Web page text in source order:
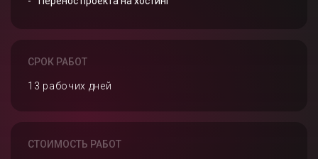
СРОК РАБОТ
13 рабочих дней
СТОИМОСТЬ РАБОТ